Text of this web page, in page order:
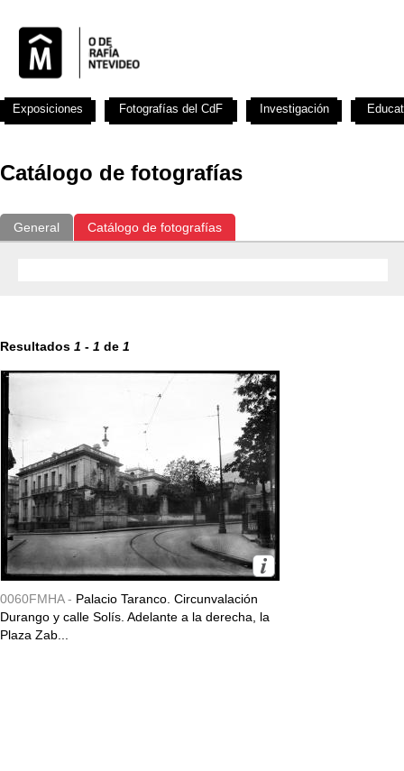
Catálogo de fotografías
General Catálogo de fotografías
Resultados 1 - 1 de 1
0060FMHA - Palacio Taranco. Circunvalación
Durango y calle Solís. Adelante a la derecha, la
Plaza Zab...
Exposiciones Fotografías del CdF Investigación